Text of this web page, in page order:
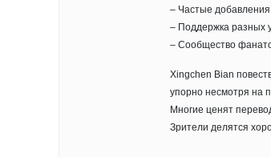
– Частые добавления
– Поддержка разных
– Сообщество
Xingchen Bian
упорно несмотря на
Многие ценят
Зрители делятся